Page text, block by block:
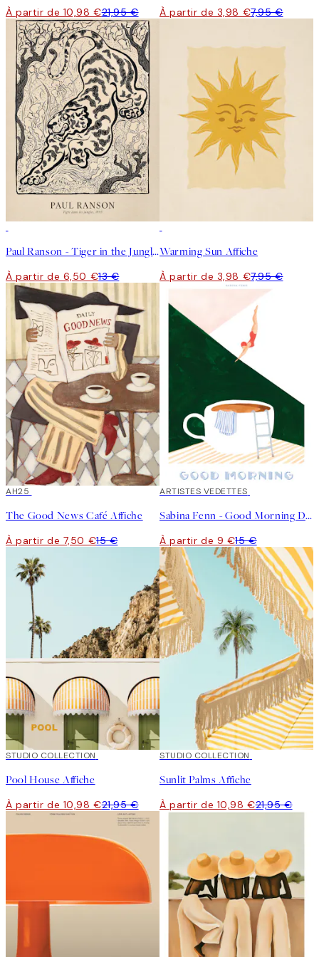
À partir de 10,98 €21,95 € À partir de 3,98 €7,95 €
Paul Ranson - Tiger in the Jungle Affiche
À partir de 6,50 €13 €
Warming Sun Affiche
À partir de 3,98 €7,95 €
50%*
AH25
The Good News Café Affiche
À partir de 7,50 €15 €
40%*
ARTISTES VEDETTES
Sabina Fenn - Good Morning Dive Affiche
À partir de 9 €15 €
50%*
STUDIO COLLECTION
Pool House Affiche
À partir de 10,98 €21,95 €
50%*
STUDIO COLLECTION
Sunlit Palms Affiche
À partir de 10,98 €21,95 €